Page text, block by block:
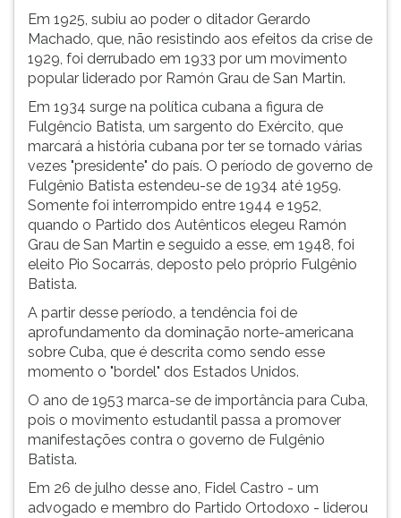
Em 1925, subiu ao poder o ditador Gerardo
Machado, que, não resistindo aos efeitos da crise de
1929, foi derrubado em 1933 por um movimento
popular liderado por Ramón Grau de San Martin.
Em 1934 surge na política cubana a figura de
Fulgêncio Batista, um sargento do Exército, que
marcará a história cubana por ter se tornado várias
vezes "presidente" do país. O período de governo de
Fulgênio Batista estendeu-se de 1934 até 1959.
Somente foi interrompido entre 1944 e 1952,
quando o Partido dos Autênticos elegeu Ramón
Grau de San Martin e seguido a esse, em 1948, foi
eleito Pio Socarrás, deposto pelo próprio Fulgênio
Batista.
A partir desse período, a tendência foi de
aprofundamento da dominação norte-americana
sobre Cuba, que é descrita como sendo esse
momento o "bordel" dos Estados Unidos.
O ano de 1953 marca-se de importância para Cuba,
pois o movimento estudantil passa a promover
manifestações contra o governo de Fulgênio
Batista.
Em 26 de julho desse ano, Fidel Castro - um
advogado e membro do Partido Ortodoxo - liderou